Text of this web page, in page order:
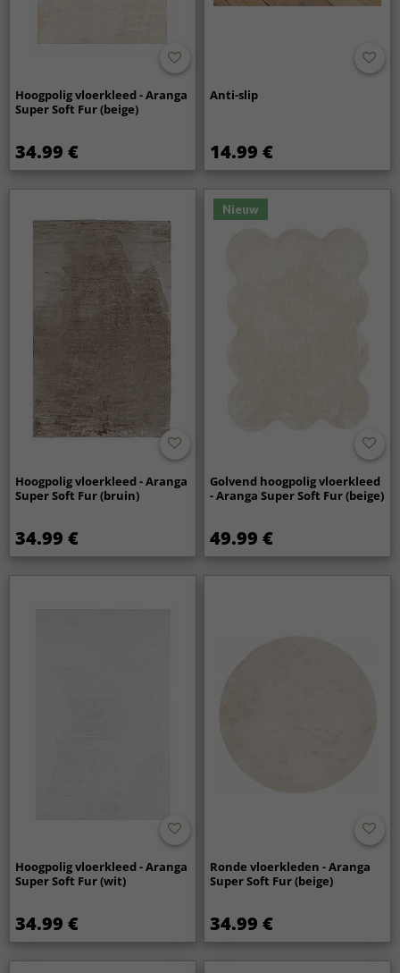
Hoogpolig vloerkleed - Aranga
Super Soft Fur (beige)
34.99 €
Anti-slip
14.99 €
Hoogpolig vloerkleed - Aranga
Super Soft Fur (bruin)
34.99 €
Nieuw
Golvend hoogpolig vloerkleed
- Aranga Super Soft Fur (beige)
49.99 €
Hoogpolig vloerkleed - Aranga
Super Soft Fur (wit)
34.99 €
Ronde vloerkleden - Aranga
Super Soft Fur (beige)
34.99 €